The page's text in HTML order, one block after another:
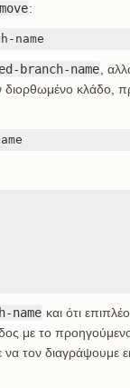
:
name
branch-name ,
διορθωμένο κλάδο,
name και ότι
με το
τον διαγράψουμε